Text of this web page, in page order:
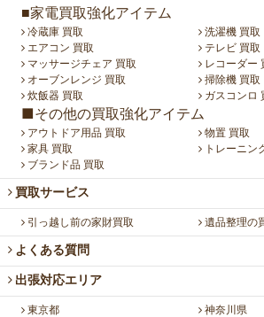
■家電買取強化アイテム
冷蔵庫 買取
洗濯機 買取
エアコン 買取
テレビ 買取
マッサージチェア 買取
レコーダー
オーブンレンジ 買取
掃除機 買取
炊飯器 買取
ガスコンロ
■その他の買取強化アイテム
アウトドア用品 買取
物置 買取
家具 買取
トレーニン
ブランド品 買取
買取サービス
引っ越し前の家財買取 遺品整理の
よくある質問
出張対応エリア
東京都
神奈川県